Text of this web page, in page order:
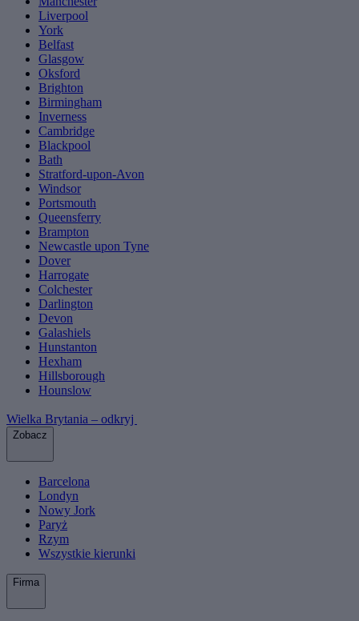
Liverpool
York
Belfast
Glasgow
Oksford
Brighton
Birmingham
Inverness
Cambridge
Blackpool
Bath
Stratford-upon-Avon
Windsor
Portsmouth
Queensferry
Brampton
Newcastle upon Tyne
Dover
Harrogate
Colchester
Darlington
Devon
Galashiels
Hunstanton
Hexham
Hillsborough
Hounslow
Wielka Brytania – odkryj
Zobacz
Barcelona
Londyn
Nowy Jork
Paryż
Rzym
Wszystkie kierunki
Firma